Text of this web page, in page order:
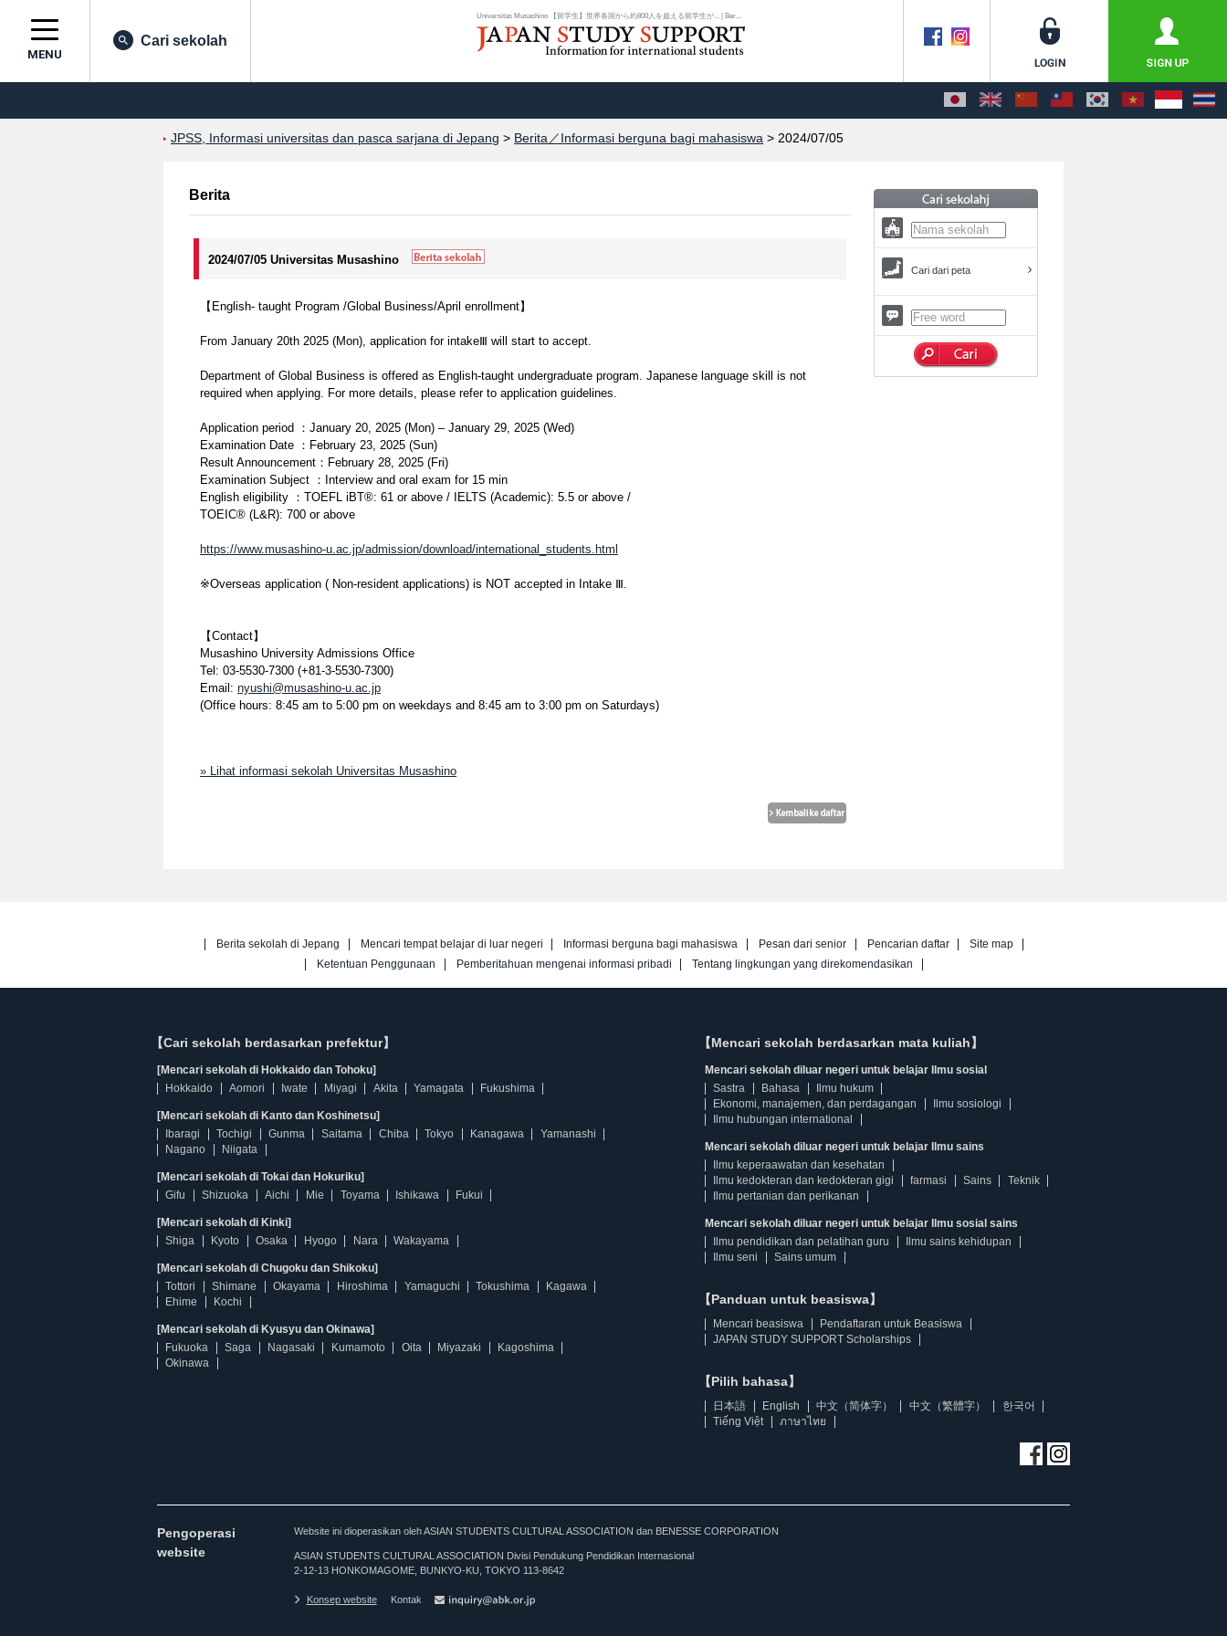
Universitas Musashino 【留学生】世界各国から約800人を超える留学生が... | Ber...
MENU
Cari sekolah
JPSS, Informasi universitas dan pasca sarjana di Jepang > Berita／Informasi berguna bagi mahasiswa > 2024/07/05
Berita
2024/07/05 Universitas Musashino
【English- taught Program /Global Business/April enrollment】
From January 20th 2025 (Mon), application for intakeⅢ will start to accept.
Department of Global Business is offered as English-taught undergraduate program. Japanese language skill is not
required when applying. For more details, please refer to application guidelines.
Application period ：January 20, 2025 (Mon) – January 29, 2025 (Wed)
Examination Date ：February 23, 2025 (Sun)
Result Announcement：February 28, 2025 (Fri)
Examination Subject ：Interview and oral exam for 15 min
English eligibility ：TOEFL iBT®: 61 or above / IELTS (Academic): 5.5 or above /
TOEIC® (L&R): 700 or above
https://www.musashino-u.ac.jp/admission/download/international_students.html
※Overseas application ( Non-resident applications) is NOT accepted in Intake Ⅲ.
【Contact】
Musashino University Admissions Office
Tel: 03-5530-7300 (+81-3-5530-7300)
Email: nyushi@musashino-u.ac.jp
(Office hours: 8:45 am to 5:00 pm on weekdays and 8:45 am to 3:00 pm on Saturdays)
» Lihat informasi sekolah Universitas Musashino
Cari dari peta
Berita sekolah di Jepang Mencari tempat belajar di luar negeri Informasi berguna bagi mahasiswa Pesan dari senior Pencarian daftar
Site map
Ketentuan Penggunaan
Pemberitahuan mengenai informasi pribadi Tentang lingkungan yang direkomendasikan
【Cari sekolah berdasarkan prefektur】
[Mencari sekolah di Hokkaido dan Tohoku]
Hokkaido
Aomori Iwate Miyagi Akita Yamagata Fukushima
[Mencari sekolah di Kanto dan Koshinetsu]
Ibaragi
Tochigi Gunma Saitama Chiba Tokyo Kanagawa
Yamanashi
Nagano
Niigata
[Mencari sekolah di Tokai dan Hokuriku]
Gifu
Shizuoka Aichi Mie Toyama Ishikawa Fukui
[Mencari sekolah di Kinki]
Shiga
Kyoto Osaka Hyogo Nara Wakayama
[Mencari sekolah di Chugoku dan Shikoku]
Tottori
Shimane Okayama Hiroshima Yamaguchi Tokushima
Kagawa
Ehime
Kochi
[Mencari sekolah di Kyusyu dan Okinawa]
Fukuoka
Saga Nagasaki Kumamoto Oita Miyazaki
Kagoshima
Okinawa
【Mencari sekolah berdasarkan mata kuliah】
Mencari sekolah diluar negeri untuk belajar Ilmu sosial
Sastra
Bahasa
Ilmu hukum
Ekonomi, manajemen, dan perdagangan
Ilmu sosiologi
Ilmu hubungan international
Mencari sekolah diluar negeri untuk belajar Ilmu sains
Ilmu keperaawatan dan kesehatan
Ilmu kedokteran dan kedokteran gigi
farmasi Sains
Teknik
Ilmu pertanian dan perikanan
Mencari sekolah diluar negeri untuk belajar Ilmu sosial sains
Ilmu pendidikan dan pelatihan guru
Ilmu sains kehidupan
Ilmu seni
Sains umum
【Panduan untuk beasiswa】
Mencari beasiswa
Pendaftaran untuk Beasiswa
JAPAN STUDY SUPPORT Scholarships
【Pilih bahasa】
日本語 English 中文（简体字） 中文（繁體字）
한국어
Tiếng Việt
ภาษาไทย
Pengoperasi
website
Website ini dioperasikan oleh ASIAN STUDENTS CULTURAL ASSOCIATION dan BENESSE CORPORATION
ASIAN STUDENTS CULTURAL ASSOCIATION Divisi Pendukung Pendidikan Internasional
2-12-13 HONKOMAGOME, BUNKYO-KU, TOKYO 113-8642
Konsep website Kontak